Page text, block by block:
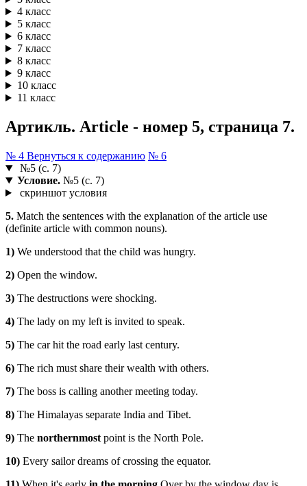
4 класс
5 класс
6 класс
7 класс
8 класс
9 класс
10 класс
11 класс
Артикль. Article - номер 5, страница 7.
№ 4 Вернуться к содержанию № 6
№5 (с. 7)
Условие.№5 (с. 7)
скриншот условия
5. Match the sentences with the explanation of the article use
(definite article with common nouns).
1) We understood that the child was hungry.
2) Open the window.
3) The destructions were shocking.
4) The lady on my left is invited to speak.
5) The car hit the road early last century.
6) The rich must share their wealth with others.
7) The boss is calling another meeting today.
8) The Himalayas separate India and Tibet.
9) The northernmost point is the North Pole.
10) Every sailor dreams of crossing the equator.